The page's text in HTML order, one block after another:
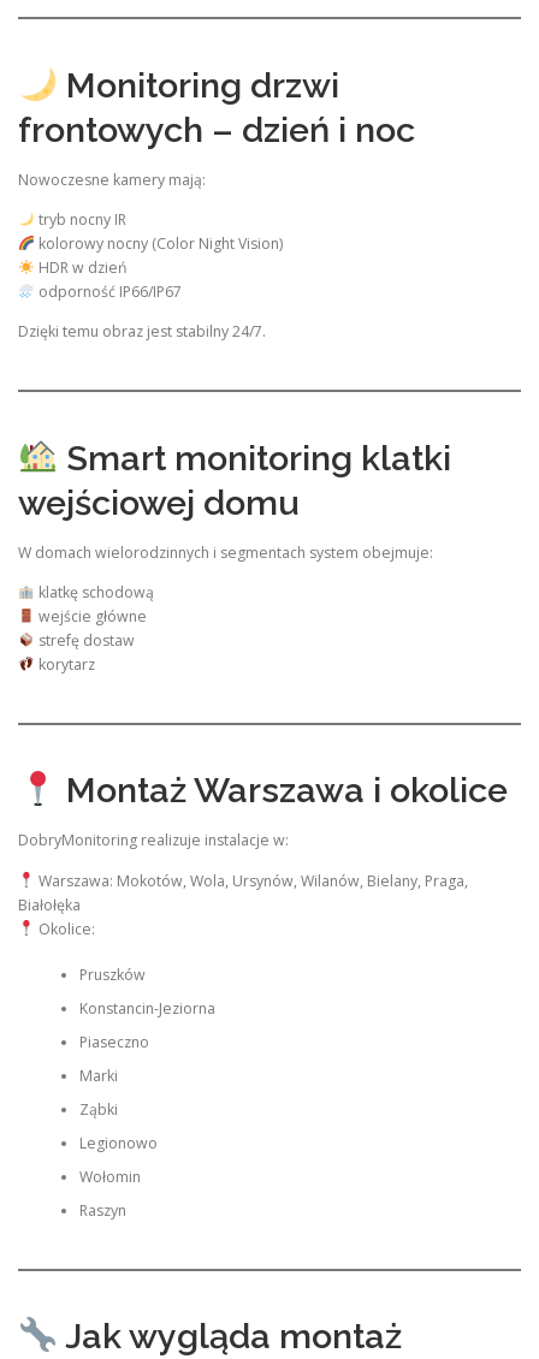
Monitoring drzwi
frontowych – dzień i noc
Nowoczesne kamery mają:
tryb nocny IR
kolorowy nocny (Color Night Vision)
HDR w dzień
odporność IP66/IP67
Dzięki temu obraz jest stabilny 24/7.
Smart monitoring klatki
wejściowej domu
W domach wielorodzinnych i segmentach system obejmuje:
klatkę schodową
wejście główne
strefę dostaw
korytarz
Montaż Warszawa i okolice
DobryMonitoring realizuje instalacje w:
Warszawa: Mokotów, Wola, Ursynów, Wilanów, Bielany, Praga,
Białołęka
Okolice:
Pruszków
Konstancin-Jeziorna
Piaseczno
Marki
Ząbki
Legionowo
Wołomin
Raszyn
Jak wygląda montaż